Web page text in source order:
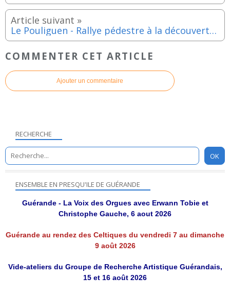
Le Pouliguen - Rallye pédestre à la découverte du Pouliguen les 4, 5 et 6 juin 2022
COMMENTER CET ARTICLE
Ajouter un commentaire
RECHERCHE
ENSEMBLE EN PRESQU'ILE DE GUÉRANDE
Guérande - La Voix des Orgues avec Erwann Tobie et
Christophe Gauche, 6 aout 2026
Guérande au rendez des Celtiques du vendredi 7 au dimanche
9 août 2026
Vide-ateliers du Groupe de Recherche Artistique Guérandais,
15 et 16 août 2026